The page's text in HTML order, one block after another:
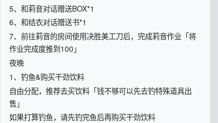
5、和莉音对话赠送BOX*1
6、和结衣对话赠送书*1
7、前往莉音的房间使用决胜美工刀后，完成莉音作业「将
作业完成度推到100」
夜晚
1、钓鱼&购买干劲饮料
自由分配，推荐去买饮料「钱不够可以先去钓特殊道具出
售」
如果打算钓鱼，请先钓完鱼后再购买干劲饮料